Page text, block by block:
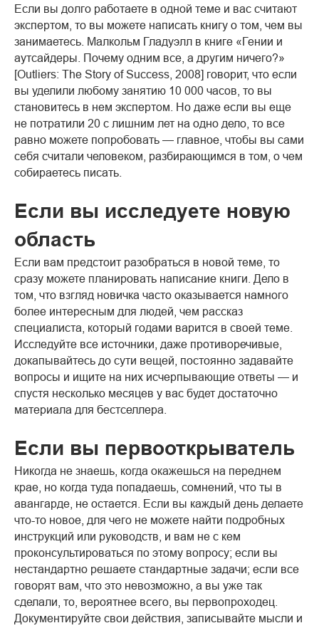
Если вы долго работаете в одной теме и вас считают
экспертом, то вы можете написать книгу о том, чем вы
занимаетесь. Малкольм Гладуэлл в книге «Гении и
аутсайдеры. Почему одним все, а другим ничего?»
[Outliers: The Story of Success, 2008] говорит, что если
вы уделили любому занятию 10 000 часов, то вы
становитесь в нем экспертом. Но даже если вы еще
не потратили 20 с лишним лет на одно дело, то все
равно можете попробовать — главное, чтобы вы сами
себя считали человеком, разбирающимся в том, о чем
собираетесь писать.
Если вы исследуете новую
область
Если вам предстоит разобраться в новой теме, то
сразу можете планировать написание книги. Дело в
том, что взгляд новичка часто оказывается намного
более интересным для людей, чем рассказ
специалиста, который годами варится в своей теме.
Исследуйте все источники, даже противоречивые,
докапывайтесь до сути вещей, постоянно задавайте
вопросы и ищите на них исчерпывающие ответы — и
спустя несколько месяцев у вас будет достаточно
материала для бестселлера.
Если вы первооткрыватель
Никогда не знаешь, когда окажешься на переднем
крае, но когда туда попадаешь, сомнений, что ты в
авангарде, не остается. Если вы каждый день делаете
что-то новое, для чего не можете найти подробных
инструкций или руководств, и вам не с кем
проконсультироваться по этому вопросу; если вы
нестандартно решаете стандартные задачи; если все
говорят вам, что это невозможно, а вы уже так
сделали, то, вероятнее всего, вы первопроходец.
Документируйте свои действия, записывайте мысли и